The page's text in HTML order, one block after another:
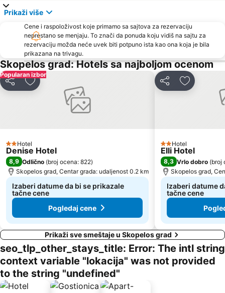
Prikaži više
Cene i raspoloživost koje primamo sa sajtova za rezervaciju
neprestano se menjaju. To znači da ponuda koju vidiš na sajtu za
rezervaciju možda neće uvek biti potpuno ista kao ona koja je bila
prikazana na trivagu.
Skopelos grad: Hotels sa najboljom ocenom
Popularan izbor
Deli Dodati u favorite
2 Zvezdice
Hotel
Denise Hotel
8,9 Odlično (broj ocena: 822)
Skopelos grad, Centar grada: udaljenost 0.2 km
Izaberi datume da bi se prikazale
tačne cene
Pogledaj cene
Deli Dodati u
2 Zvezdice
Hotel
Elli Hotel
8,3 Vrlo dobro (broj
Skopelos grad,
Izaberi datume
tačne cene
Prikaži sve smeštaje u Skopelos grad
seo_tlp_other_stays_title: Error: The intl string
context variable "lokacija" was not provided
to the string "undefined"